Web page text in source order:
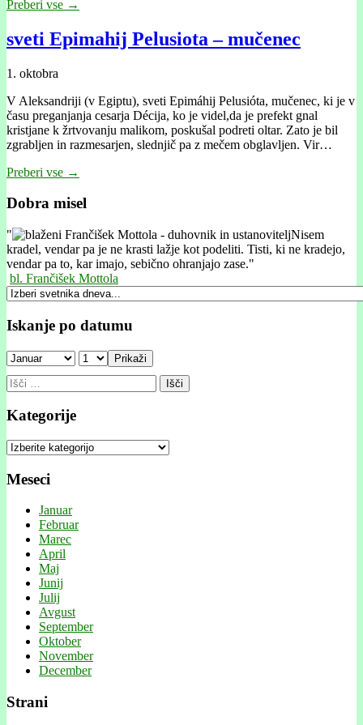
Preberi vse →
sveti Epimahij Pelusiota – mučenec
1. oktobra
V Aleksandriji (v Egiptu), sveti Epimáhij Pelusióta, mučenec, ki je v
času preganjanja cesarja Décija, ko je videl,da je prefekt gnal
kristjane k žrtvovanju malikom, poskušal podreti oltar. Zato je bil
zgrabljen in razmesarjen, slednjič pa z mečem obglavljen. Vir…
Preberi vse →
Dobra misel
"
Nisem
kradel, vendar pa je ne krasti lažje kot podeliti. Tisti, ki ne kradejo,
vendar pa to, kar imajo, sebično ohranjajo zase."
bl. Frančišek Mottola
Iskanje po datumu
Prikaži
Išči:
Kategorije
Kategorije
Meseci
Januar
Februar
Marec
April
Maj
Junij
Julij
Avgust
September
Oktober
November
December
Strani